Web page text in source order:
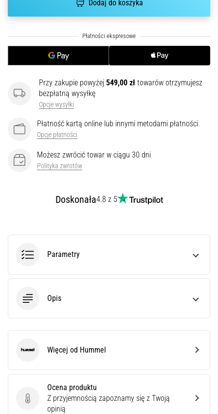
jest
rozcięgna…
5. 8. 2026
8 min. czytanie
Superkompensacja
Jak
wpływa
wydolność
biegową?
wydolność
wytrzymałościową.
Czy
naprawdę
prawda?
Dowiedz
Pokaż
artykuły
Dodaj do koszyka
Przy zakupie powyżej 549,00 zł towarów otrzymujesz
bezpłatną wysyłkę
Opcje wysyłki
Płatność kartą online lub innymi metodami płatności
Opcje płatności
Możesz zwrócić towar w ciągu 30 dni
Polityka zwrotów
Doskonała4.8 z 5
Parametry
Opis
Ocena produktu
Ocena produktu
Z przyjemnością zapoznamy się z Twoją
opinią
HummelWięcej od Hummel